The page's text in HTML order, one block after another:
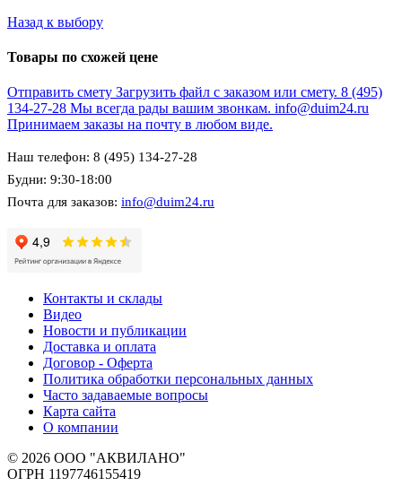
Назад к выбору
Товары по схожей цене
Отправить смету Загрузить файл с заказом или смету. 8 (495)
134-27-28 Мы всегда рады вашим звонкам. info@duim24.ru
Принимаем заказы на почту в любом виде.
Наш телефон: 8 (495) 134-27-28
Будни: 9:30-18:00
Почта для заказов: info@duim24.ru
Контакты и склады
Видео
Новости и публикации
Доставка и оплата
Договор - Оферта
Политика обработки персональных данных
Часто задаваемые вопросы
Карта сайта
О компании
© 2026 ООО "АКВИЛАНО"
ОГРН 1197746155419